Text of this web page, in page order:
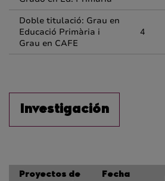
Doble titulació: Grau en
Educació Primària i
Grau en CAFE
4
Investigación
Proyectos de
Fecha